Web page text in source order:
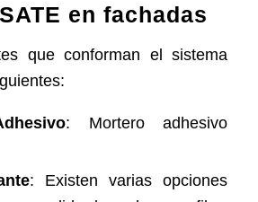
en fachadas
que conforman el sistema
: Mortero adhesivo
: Existen varias opciones